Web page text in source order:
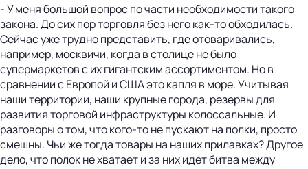
- У меня большой вопрос по части необходимости такого
закона. До сих пор торговля без него как-то обходилась.
Сейчас уже трудно представить, где отоваривались,
например, москвичи, когда в столице не было
супермаркетов с их гигантским ассортиментом. Но в
сравнении с Европой и США это капля в море. Учитывая
наши территории, наши крупные города, резервы для
развития торговой инфраструктуры колоссальные. И
разговоры о том, что кого-то не пускают на полки, просто
смешны. Чьи же тогда товары на наших прилавках? Другое
дело, что полок не хватает и за них идет битва между